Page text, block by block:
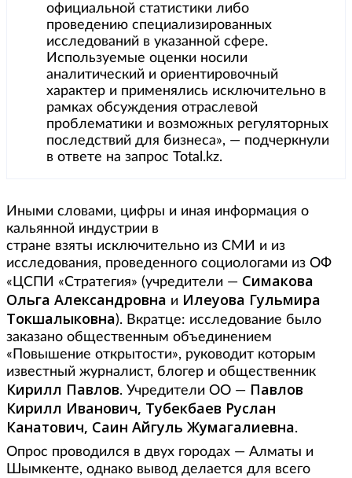
официальной статистики либо
проведению специализированных
исследований в указанной сфере.
Используемые оценки носили
аналитический и ориентировочный
характер и применялись исключительно в
рамках обсуждения отраслевой
проблематики и возможных регуляторных
последствий для бизнеса», — подчеркнули
в ответе на запрос Total.kz.
Иными словами, цифры и иная информация о
кальянной индустрии в
стране взяты исключительно из СМИ и из
исследования, проведенного социологами из ОФ
«ЦСПИ «Стратегия» (учредители — Симакова
Ольга Александровна и Илеуова Гульмира
Токшалыковна). Вкратце: исследование было
заказано общественным объединением
«Повышение открытости», руководит которым
известный журналист, блогер и общественник
Кирилл Павлов. Учредители ОО — Павлов
Кирилл Иванович, Тубекбаев Руслан
Канатович, Саин Айгуль Жумагалиевна.
Опрос проводился в двух городах — Алматы и
Шымкенте, однако вывод делается для всего